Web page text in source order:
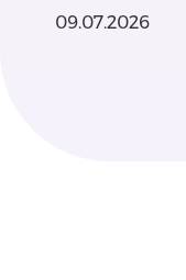
09.07.2026